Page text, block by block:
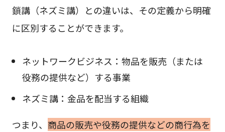
鎖講（ネズミ講）との違いは、その定義から明確
に区別することができます。
ネットワークビジネス：物品を販売（または
役務の提供など）する事業
ネズミ講：金品を配当する組織
つまり、 商品の販売や役務の提供などの商行為を